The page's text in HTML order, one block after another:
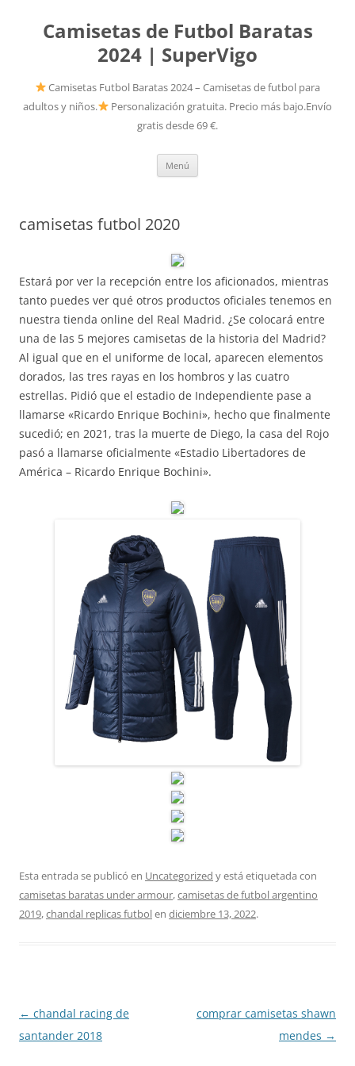
Camisetas de Futbol Baratas
2024 | SuperVigo
Camisetas Futbol Baratas 2024 – Camisetas de futbol para
adultos y niños.
Personalización gratuita. Precio más bajo.Envío
gratis desde 69 €.
Menú
camisetas futbol 2020
Estará por ver la recepción entre los aficionados, mientras
tanto puedes ver qué otros productos oficiales tenemos en
nuestra tienda online del Real Madrid. ¿Se colocará entre
una de las 5 mejores camisetas de la historia del Madrid?
Al igual que en el uniforme de local, aparecen elementos
dorados, las tres rayas en los hombros y las cuatro
estrellas. Pidió que el estadio de Independiente pase a
llamarse «Ricardo Enrique Bochini», hecho que finalmente
sucedió; en 2021, tras la muerte de Diego, la casa del Rojo
pasó a llamarse oficialmente «Estadio Libertadores de
América – Ricardo Enrique Bochini».
Esta entrada se publicó en Uncategorized y está etiquetada con
camisetas baratas under armour,camisetas de futbol argentino
2019,chandal replicas futbolen diciembre 13, 2022.
Navegación
de
← chandal racing de
santander 2018
comprar camisetas shawn
mendes →